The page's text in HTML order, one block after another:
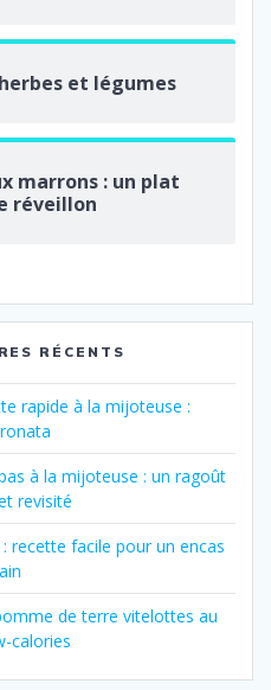
et légumes
marrons : un plat
réveillon
RÉCENTS
rapide à la mijoteuse :
à la mijoteuse : un ragoût
revisité
recette facile pour un encas
de terre vitelottes au
calories